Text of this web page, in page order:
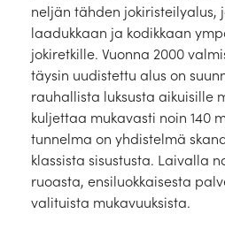
Westerdam
Marella Discovery 2
Marella Explorer 2
Havila Voyages
Dream
Finnlines Superstar-luokka
neljän tähden jokiristeilyalus,
laadukkaan ja kodikkaan
jokiretkille. Vuonna 2000
täysin uudistettu alus on
rauhallista luksusta aikuisille
kuljettaa mukavasti noin 140
tunnelma on yhdistelmä
klassista sisustusta. Laivalla
ruoasta, ensiluokkaisesta
valituista mukavuuksista.